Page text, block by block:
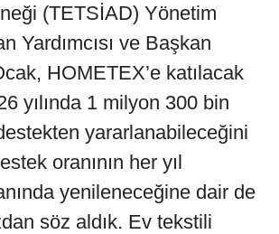
(TETSİAD) Yönetim
Yardımcısı ve Başkan
HOMETEX’e katılacak
yılında 1 milyon 300 bin
yararlanabileceğini
oranının her yıl
yenileneceğine dair de
söz aldık. Ev tekstili